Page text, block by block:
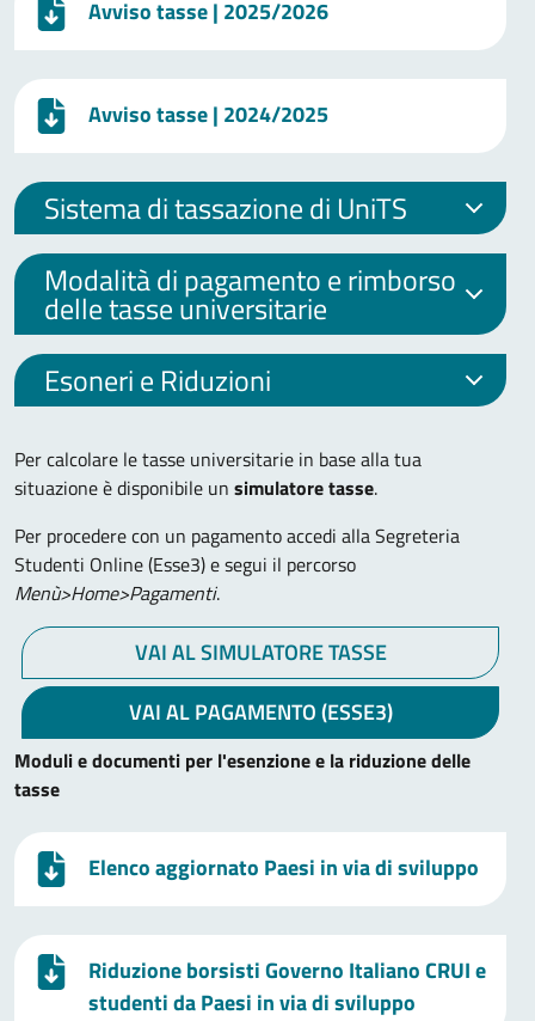
Avviso tasse| 2025/2026
Avviso tasse| 2024/2025
Sistema di tassazione di UniTS
Modalità di pagamento e rimborso
delle tasse universitarie
Esoneri e Riduzioni
Per calcolare le tasse universitarie in base alla tua
situazione è disponibile un simulatore tasse.
Per procedere con un pagamento accedi alla Segreteria
Studenti Online (Esse3) e segui il percorso
Menù>Home>Pagamenti.
VAI AL SIMULATORE TASSE
VAI AL PAGAMENTO (ESSE3)
Moduli e documenti per l'esenzione e la riduzione delle
tasse
Elenco aggiornato Paesi in via di sviluppo
Riduzione borsisti Governo Italiano CRUI e
studenti da Paesi in via di sviluppo